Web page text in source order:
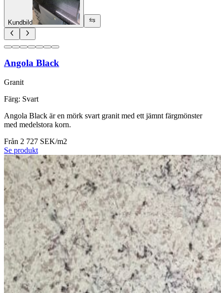
Kundbild
Angola Black
Granit
Färg: Svart
Angola Black är en mörk svart granit med ett jämnt färgmönster
med medelstora korn.
Från 2 727 SEK/m2
Se produkt